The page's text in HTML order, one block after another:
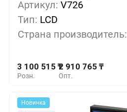
Артикул: V726
Тип: LCD
Страна производитель:
Розн.
3 100 515 ₸
Опт.
2 910 765 ₸
5+
10+ -3%
Новинка